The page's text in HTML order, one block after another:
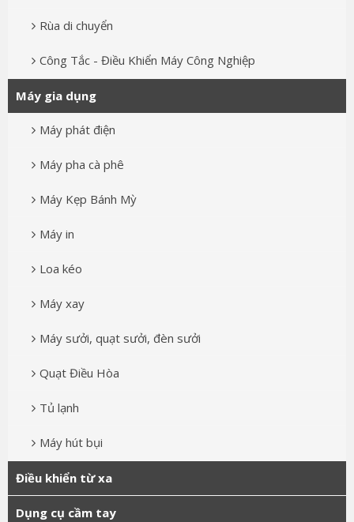
Rùa di chuyển
Công Tắc - Điều Khiển Máy Công Nghiệp
Máy gia dụng
Máy phát điện
Máy pha cà phê
Máy Kẹp Bánh Mỳ
Máy in
Loa kéo
Máy xay
Máy sưởi, quạt sưởi, đèn sưởi
Quạt Điều Hòa
Tủ lạnh
Máy hút bụi
Điều khiển từ xa
Dụng cụ cầm tay